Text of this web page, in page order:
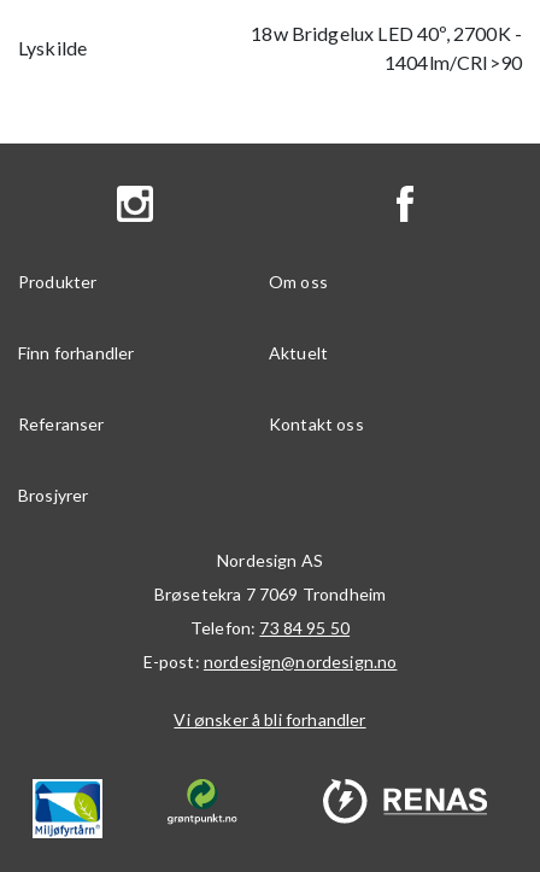
Lyskilde
18w Bridgelux LED 40º, 2700K -
1404lm/CRI>90
Produkter Om oss
Finn forhandler Aktuelt
Referanser Kontakt oss
Brosjyrer
Nordesign AS
Brøsetekra 7 7069 Trondheim
Telefon: 73 84 95 50
E-post: nordesign@nordesign.no
Vi ønsker å bli forhandler